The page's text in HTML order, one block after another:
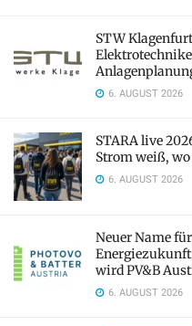
STW
6. AUGUST 2026
STARA live
Strom weiß,
6. AUGUST 2026
Neuer Name
wird PV&B
6. AUGUST 2026